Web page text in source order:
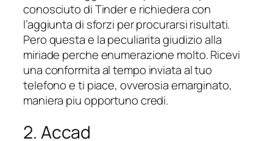
conosciuto di Tinder e richiedera con
l’aggiunta di sforzi per procurarsi risultati.
Pero questa e la peculiarita giudizio alla
miriade perche enumerazione molto. Ricevi
una conformita al tempo inviata al tuo
telefono e ti piace, ovverosia emarginato,
maniera piu opportuno credi.
2. Accad